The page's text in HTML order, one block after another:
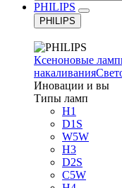
PHILIPS
PHILIPS
Ксеноновые
накаливания
Иновации и вы
Типы ламп
H1
D1S
W5W
H3
D2S
C5W